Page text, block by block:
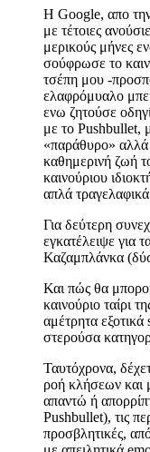
Η Google, απο την
με τέτοιες
μερικούς μήνες
σούφρωσε το
τσέπη μου -
ελαφρόμυαλο
ενω ζητούσε
με το Pushbullet,
«παράθυρο» αλλά
καθημερινή ζωή
καινούριου
απλά
Για δεύτερη
εγκατέλειψε για
Καζαμπλάνκα
Και πώς θα
καινούριο ταίρι
αμέτρητα εξοτικά
στερούσα
Ταυτόχρονα,
ροή κλήσεων και
απαντώ ή
Pushbullet), τις
προσβλητικές,